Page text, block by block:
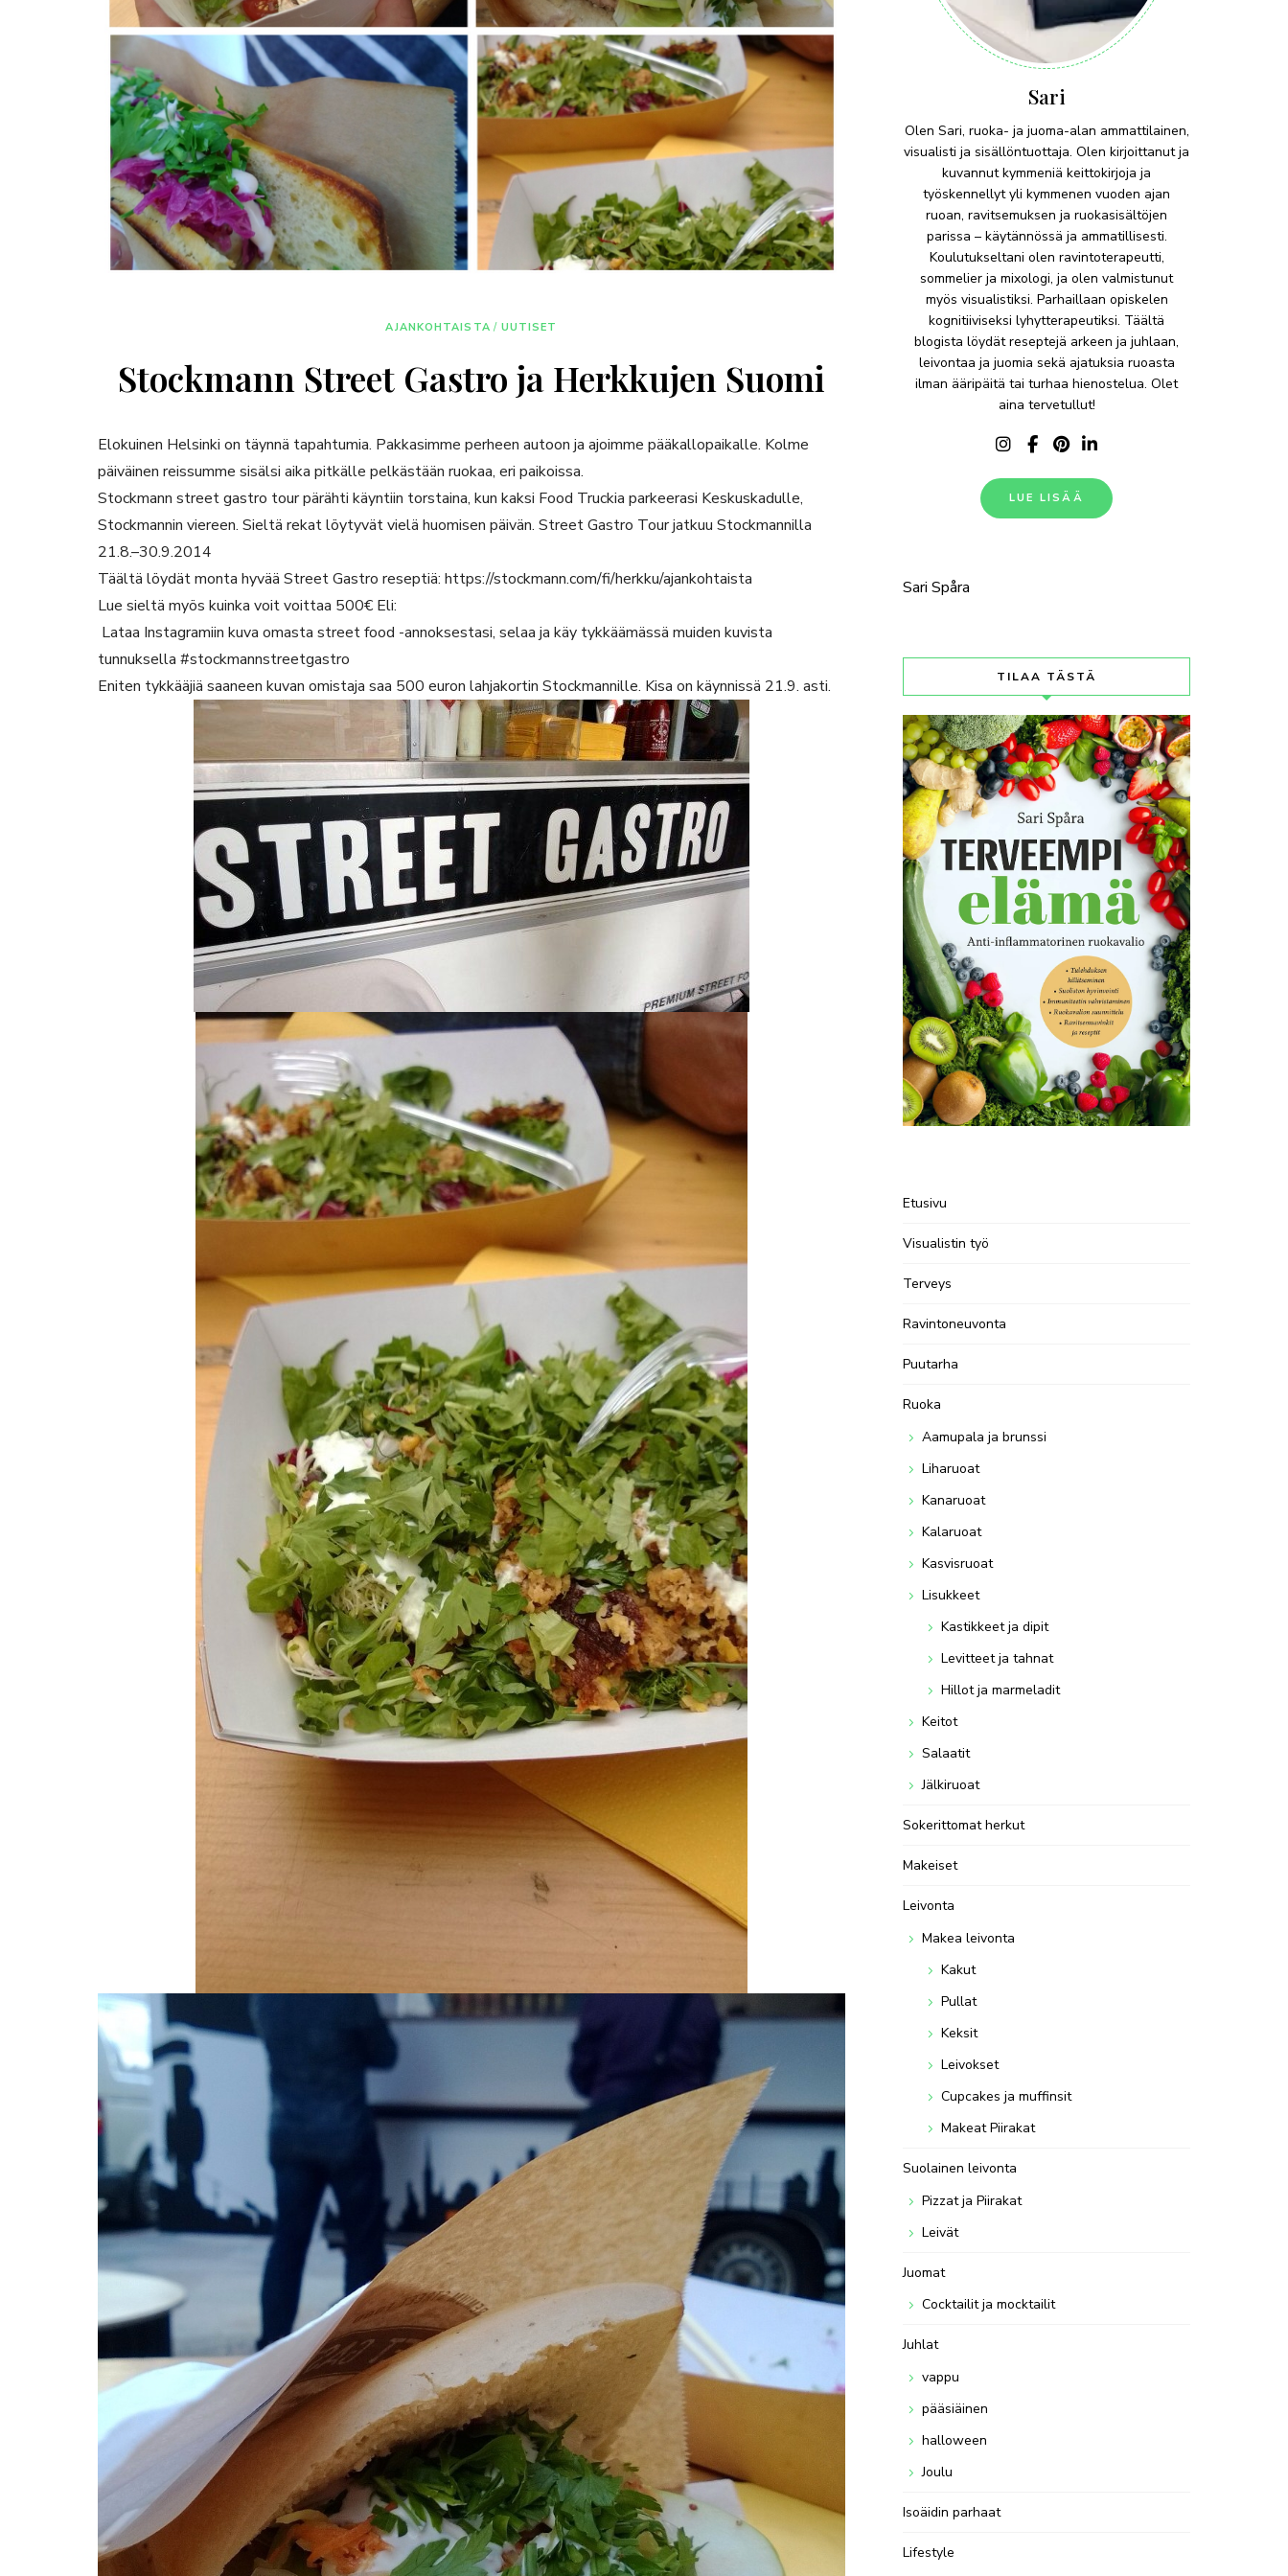
AJANKOHTAISTA / UUTISET
Stockmann Street Gastro ja Herkkujen Suomi
Elokuinen Helsinki on täynnä tapahtumia. Pakkasimme perheen autoon ja ajoimme pääkallopaikalle. Kolme
päiväinen reissumme sisälsi aika pitkälle pelkästään ruokaa, eri paikoissa.
Stockmann street gastro tour pärähti käyntiin torstaina, kun kaksi Food Truckia parkeerasi Keskuskadulle,
Stockmannin viereen. Sieltä rekat löytyvät vielä huomisen päivän. Street Gastro Tour jatkuu Stockmannilla
21.8.–30.9.2014
Täältä löydät monta hyvää Street Gastro reseptiä: https://stockmann.com/fi/herkku/ajankohtaista
Lue sieltä myös kuinka voit voittaa 500€ Eli:
Lataa Instagramiin kuva omasta street food -annoksestasi, selaa ja käy tykkäämässä muiden kuvista
tunnuksella #stockmannstreetgastro
Eniten tykkääjiä saaneen kuvan omistaja saa 500 euron lahjakortin Stockmannille. Kisa on käynnissä 21.9. asti.
Sari
Olen Sari, ruoka- ja juoma-alan ammattilainen,
visualisti ja sisällöntuottaja. Olen kirjoittanut ja
kuvannut kymmeniä keittokirjoja ja
työskennellyt yli kymmenen vuoden ajan
ruoan, ravitsemuksen ja ruokasisältöjen
parissa – käytännössä ja ammatillisesti.
Koulutukseltani olen ravintoterapeutti,
sommelier ja mixologi, ja olen valmistunut
myös visualistiksi. Parhaillaan opiskelen
kognitiiviseksi lyhytterapeutiksi. Täältä
blogista löydät reseptejä arkeen ja juhlaan,
leivontaa ja juomia sekä ajatuksia ruoasta
ilman ääripäitä tai turhaa hienostelua. Olet
aina tervetullut!
LUE LISÄÄ
Sari Spåra
TILAA TÄSTÄ
Etusivu
Visualistin työ
Terveys
Ravintoneuvonta
Puutarha
Ruoka
Aamupala ja brunssi
Liharuoat
Kanaruoat
Kalaruoat
Kasvisruoat
Lisukkeet
Kastikkeet ja dipit
Levitteet ja tahnat
Hillot ja marmeladit
Keitot
Salaatit
Jälkiruoat
Sokerittomat herkut
Makeiset
Leivonta
Makea leivonta
Kakut
Pullat
Keksit
Leivokset
Cupcakes ja muffinsit
Makeat Piirakat
Suolainen leivonta
Pizzat ja Piirakat
Leivät
Juomat
Cocktailit ja mocktailit
Juhlat
vappu
pääsiäinen
halloween
Joulu
Isoäidin parhaat
Lifestyle